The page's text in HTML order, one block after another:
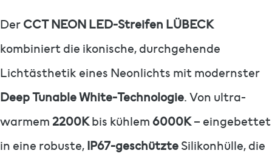
DerCCT NEON LED-Streifen LÜBECK
kombiniert die ikonische, durchgehende
Lichtästhetik eines Neonlichts mit modernster
Deep Tunable White-Technologie. Von ultra-
warmem2200Kbis kühlem6000K– eingebettet
in eine robuste,IP67-geschützteSilikonhülle, die